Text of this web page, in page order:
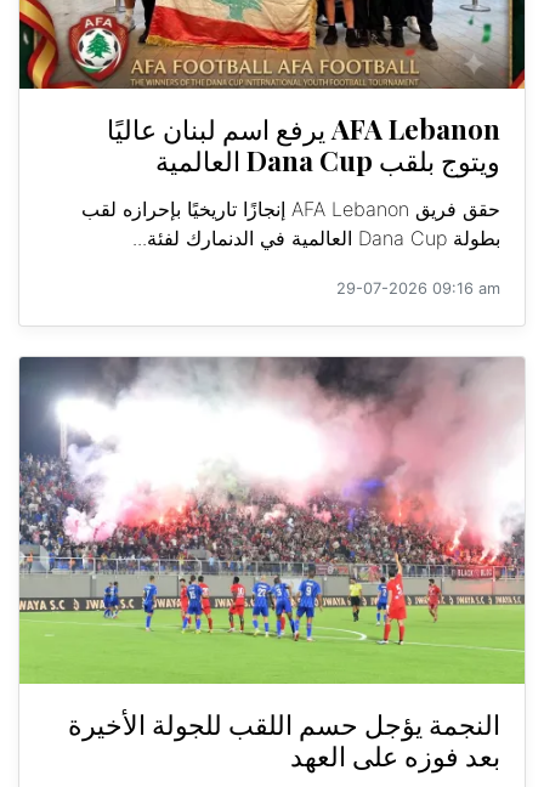
AFA Lebanon يرفع اسم لبنان عاليًا
ويتوج بلقب Dana Cup العالمية
حقق فريق AFA Lebanon إنجازًا تاريخيًا بإحرازه لقب
بطولة Dana Cup العالمية في الدنمارك لفئة...
29-07-2026 09:16 am
النجمة يؤجل حسم اللقب للجولة الأخيرة
بعد فوزه على العهد